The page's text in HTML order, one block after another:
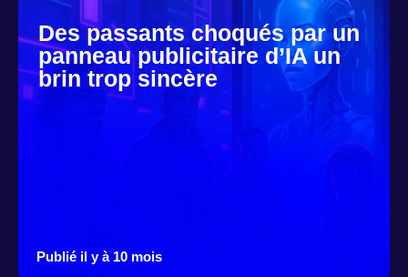
Des passants choqués par un
panneau publicitaire d’IA un
brin trop sincère
Publié il y à 10 mois